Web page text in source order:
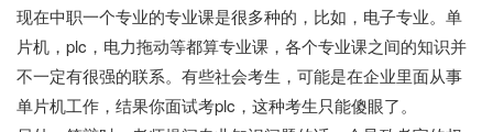
现在中职一个专业的专业课是很多种的，比如，电子专业。单
片机，plc，电力拖动等都算专业课，各个专业课之间的知识并
不一定有很强的联系。有些社会考生，可能是在企业里面从事
单片机工作，结果你面试考plc，这种考生只能傻眼了。